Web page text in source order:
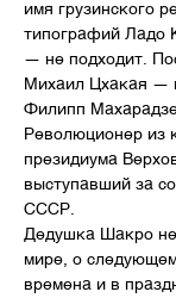
имя грузинского
типографий Ладо
— не подходит.
Михаил Цхакая —
Филипп
Революционер из
президиума
выступавший за
СССР.
Дедушка Шакро не
мире, о
времена и в